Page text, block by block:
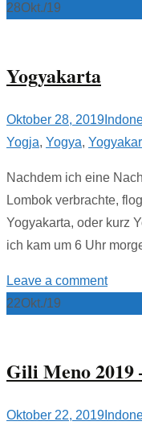
28Okt./19
Yogyakarta
Oktober 28, 2019
Yogja, Yogya,
Nachdem ich eine
Lombok verbrachte,
Yogyakarta, oder kurz
ich kam um 6 Uhr
Leave a comment
22Okt./19
Gili Meno 2019
Oktober 22, 2019